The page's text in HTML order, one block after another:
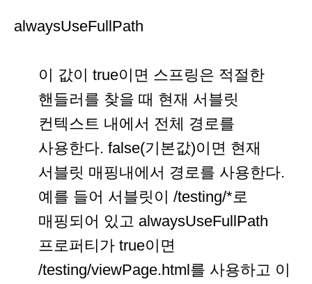
alwaysUseFullPath
이 값이 true이면 스프링은 적절한
핸들러를 찾을 때 현재 서블릿
컨텍스트 내에서 전체 경로를
사용한다. false(기본값)이면 현재
서블릿 매핑내에서 경로를 사용한다.
예를 들어 서블릿이 /testing/*로
매핑되어 있고 alwaysUseFullPath
프로퍼티가 true이면
/testing/viewPage.html를 사용하고 이